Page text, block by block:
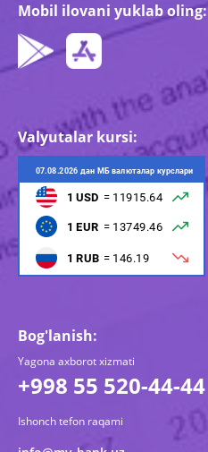
Mobil ilovani yuklab oling:
Valyutalar kursi:
Bog'lanish:
Yagona axborot xizmati
+998 55 520-44-44
Ishonch tefon raqami